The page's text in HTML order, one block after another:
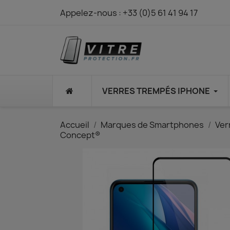
Appelez-nous : +33 (0)5 61 41 94 17
VERRES TREMPÉS IPHONE
Accueil Marques de Smartphones
Concept®